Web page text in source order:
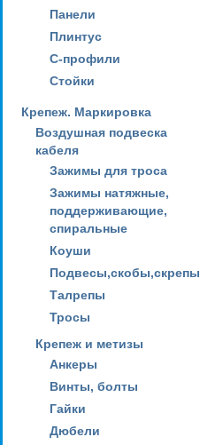
Панели
Плинтус
С-профили
Стойки
Крепеж. Маркировка
Воздушная подвеска
кабеля
Зажимы для троса
Зажимы натяжные,
поддерживающие,
спиральные
Коуши
Подвесы,скобы,скрепы
Талрепы
Тросы
Крепеж и метизы
Анкеры
Винты, болты
Гайки
Дюбели